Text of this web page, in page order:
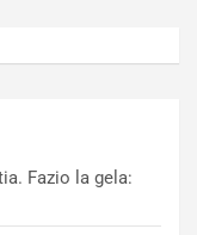
Fazio la gela: